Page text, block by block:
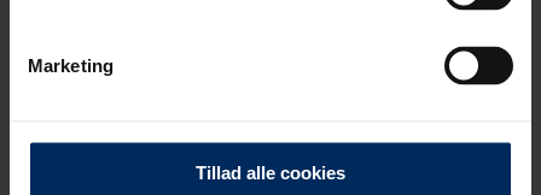
Marketing
Tillad alle cookies